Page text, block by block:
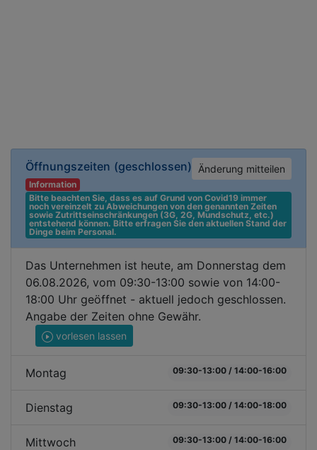
Öffnungszeiten (geschlossen) Änderung mitteilen
Information
Bitte beachten Sie, dass es auf Grund von Covid19 immer
noch vereinzelt zu Abweichungen von den genannten Zeiten
sowie Zutrittseinschränkungen (3G, 2G, Mundschutz, etc.)
entstehend können. Bitte erfragen Sie den aktuellen Stand der
Dinge beim Personal.
Das Unternehmen ist heute, am Donnerstag dem
06.08.2026, vom 09:30-13:00 sowie von 14:00-
18:00 Uhr geöffnet - aktuell jedoch geschlossen.
Angabe der Zeiten ohne Gewähr.
vorlesen lassen
Montag 09:30-13:00 / 14:00-16:00
Dienstag 09:30-13:00 / 14:00-18:00
Mittwoch 09:30-13:00 / 14:00-16:00